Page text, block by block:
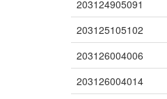
203124905091
203125105102
203126004006
203126004014